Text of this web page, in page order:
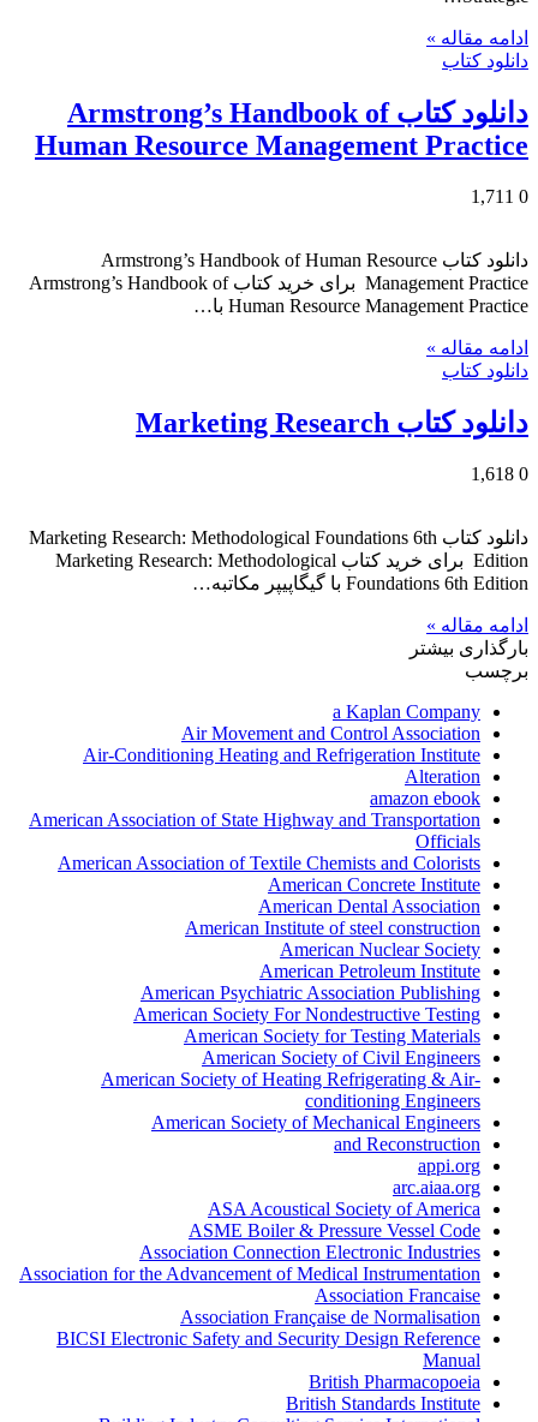
ادامه مقاله »
دانلود کتاب
دانلود کتاب Armstrong’s Handbook of
Human Resource Management Practice
0
دانلود کتاب Armstrong’s Handbook of Human Resource
Management Practice برای خرید کتاب Armstrong’s Handbook of
Human Resource Management Practice با…
ادامه مقاله »
دانلود کتاب
دانلود کتاب Marketing Research
0
دانلود کتاب Marketing Research: Methodological Foundations 6th
Edition برای خرید کتاب Marketing Research: Methodological
Foundations 6th Edition با گیگاپیپر مکاتبه…
ادامه مقاله »
بارگذاری بیشتر
برچسب
a Kaplan Company
Air Movement and Control Association
Air-Conditioning Heating and Refrigeration Institute
Alteration
amazon ebook
American Association of State Highway and Transportation
Officials
American Association of Textile Chemists and Colorists
American Concrete Institute
American Dental Association
American Institute of steel construction
American Nuclear Society
American Petroleum Institute
American Psychiatric Association Publishing
American Society For Nondestructive Testing
American Society for Testing Materials
American Society of Civil Engineers
American Society of Heating Refrigerating & Air-
conditioning Engineers
American Society of Mechanical Engineers
and Reconstruction
appi.org
arc.aiaa.org
ASA Acoustical Society of America
ASME Boiler & Pressure Vessel Code
Association Connection Electronic Industries
Association for the Advancement of Medical Instrumentation
Association Francaise
Association Française de Normalisation
BICSI Electronic Safety and Security Design Reference
Manual
British Pharmacopoeia
British Standards Institute